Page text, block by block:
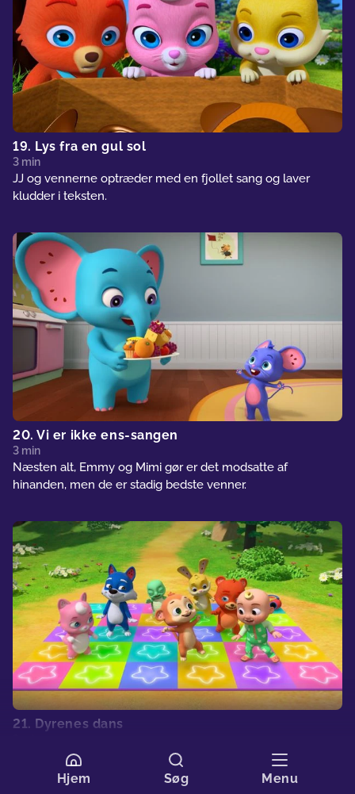
19. Lys fra en gul sol
3 min
JJ og vennerne optræder med en fjollet sang og laver
kludder i teksten.
20. Vi er ikke ens-sangen
3 min
Næsten alt, Emmy og Mimi gør er det modsatte af
hinanden, men de er stadig bedste venner.
21. Dyrenes dans
JJ og hans dyrevenner holder en dansefest, hvor hver
dyreven viser sin unikke personlighed.
Hjem Søg Menu